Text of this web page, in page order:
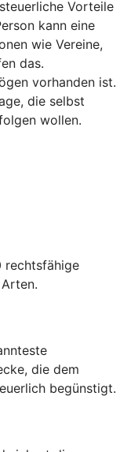
Vorteile
kann eine
wie Vereine,
das.
vorhanden ist.
die selbst
wollen.
rechtsfähige
die dem
begünstigt.